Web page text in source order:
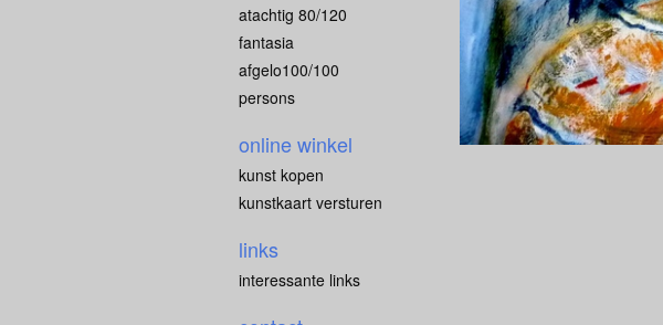
atachtig 80/120
fantasia
afgelo100/100
persons
online winkel
kunst kopen
kunstkaart versturen
links
interessante links